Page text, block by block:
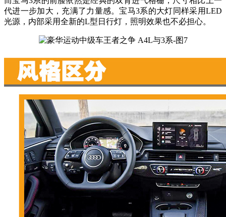
代进一步加大，充满了力量感。宝马3系的大灯同样采用LED
光源，内部采用全新的L型日行灯，照明效果也不必担心。